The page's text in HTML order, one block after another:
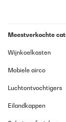
Super vielen
Sterne .
Amazon-Benutzer
Meestverkochte
Wijnkoelkasten
Mobiele airco
Luchtontvochtigers
Eilandkappen